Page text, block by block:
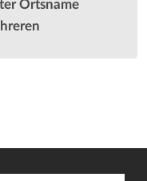
Ortsname